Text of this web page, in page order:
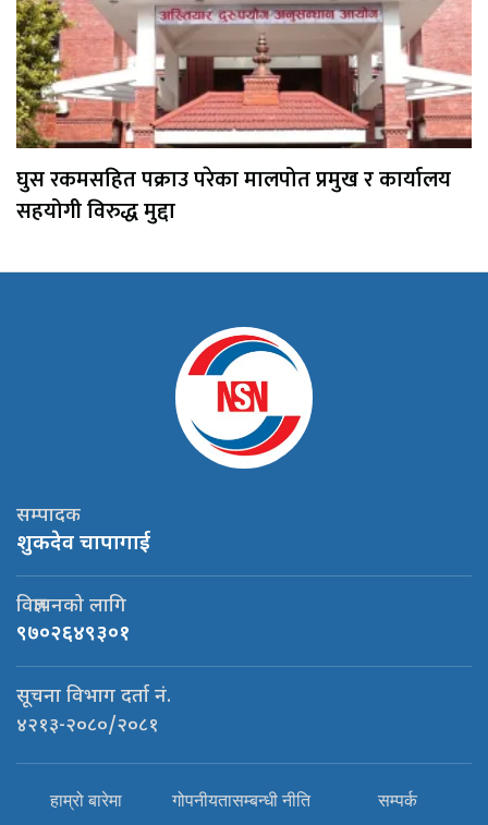
घुस रकमसहित पक्राउ परेका मालपोत प्रमुख र कार्यालय
सहयोगी विरुद्ध मुद्दा
सम्पादक
शुकदेव चापागाई
विज्ञापनको लागि
९७०२६४९३०१
सूचना विभाग दर्ता नं.
४२१३-२०८०/२०८१
हाम्रो बारेमा गोपनीयतासम्बन्धी नीति सम्पर्क